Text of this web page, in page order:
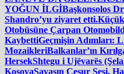
YOĞUN İLGİBaşkonsolos
Shandro’yu ziyaret etti.
Otobüsüne Çarpan
KaybettiGeçmişin Adımları:
MozaikleriBalkanlar’ın
HersekShtegu i Ujëvarës
KosovaSavaşın Cesur Sesi,